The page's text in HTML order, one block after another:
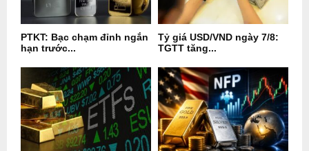
PTKT: Bạc chạm đỉnh ngắn
hạn trước...
Tỷ giá USD/VND ngày 7/8:
TGTT tăng...